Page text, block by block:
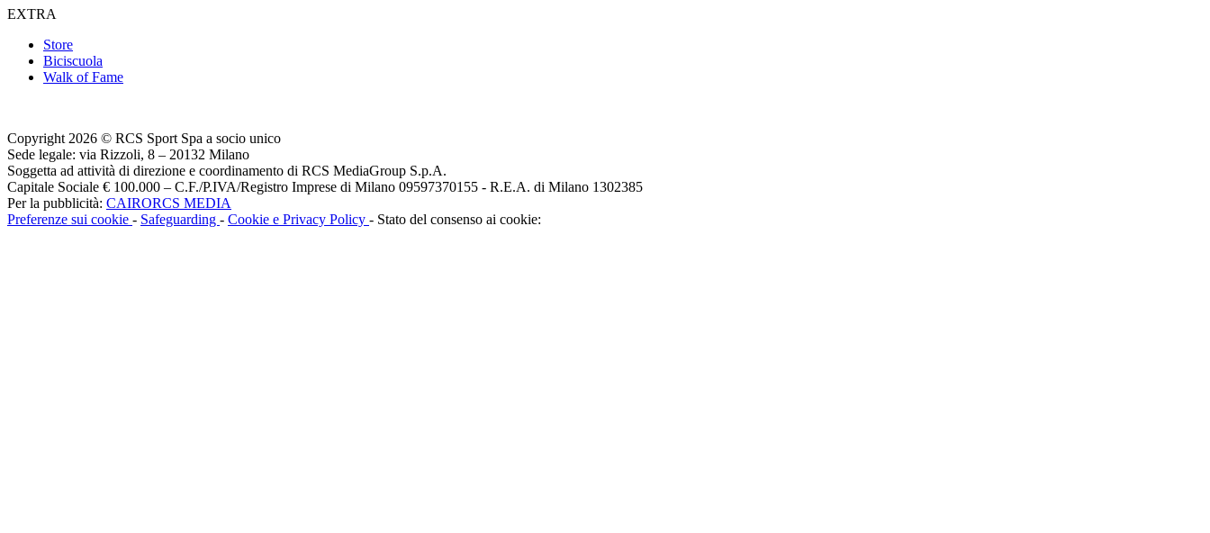
EXTRA
Store
Biciscuola
Walk of Fame
Copyright 2026 © RCS Sport Spa a socio unico
Sede legale: via Rizzoli, 8 – 20132 Milano
Soggetta ad attività di direzione e coordinamento di RCS MediaGroup S.p.A.
Capitale Sociale € 100.000 – C.F./P.IVA/Registro Imprese di Milano 09597370155 - R.E.A. di Milano 1302385
Per la pubblicità: CAIRORCS MEDIA
Preferenze sui cookie - Safeguarding - Cookie e Privacy Policy - Stato del consenso ai cookie: